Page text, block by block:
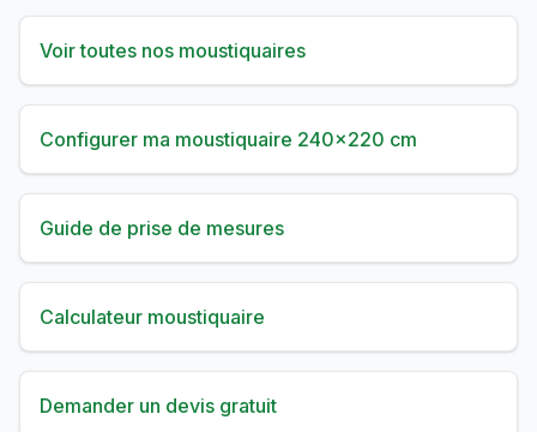
Voir toutes nos moustiquaires
Configurer ma moustiquaire 240×220 cm
Guide de prise de mesures
Calculateur moustiquaire
Demander un devis gratuit